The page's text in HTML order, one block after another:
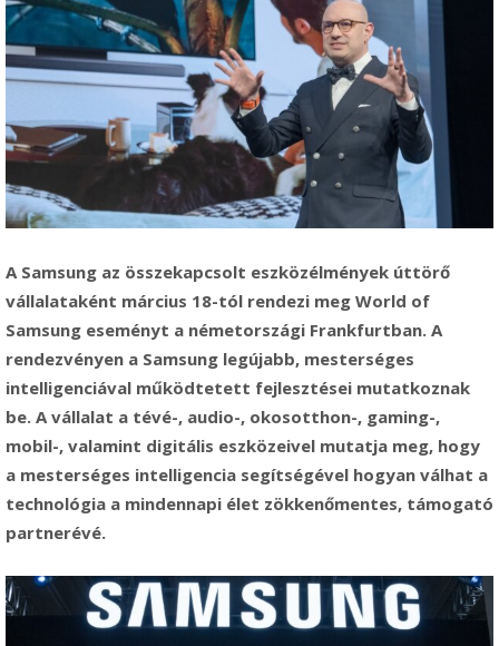
A Samsung az összekapcsolt eszközélmények úttörő
vállalataként március 18-tól rendezi meg World of
Samsung eseményt a németországi Frankfurtban. A
rendezvényen a Samsung legújabb, mesterséges
intelligenciával működtetett fejlesztései mutatkoznak
be. A vállalat a tévé-, audio-, okosotthon-, gaming-,
mobil-, valamint digitális eszközeivel mutatja meg, hogy
a mesterséges intelligencia segítségével hogyan válhat a
technológia a mindennapi élet zökkenőmentes, támogató
partnerévé.